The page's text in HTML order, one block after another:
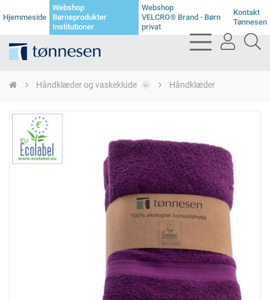
Hjemmeside
Webshop
Børneprodukter
Institutioner
Webshop
VELCRO® Brand - Børn
privat
Kontakt
Tønnesen
bars
light
user
Håndklæder og vaskeklude Håndklæder